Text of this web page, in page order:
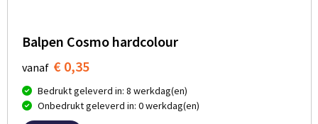
Balpen Cosmo hardcolour
vanaf € 0,35
Bedrukt geleverd in: 8 werkdag(en)
Onbedrukt geleverd in: 0 werkdag(en)